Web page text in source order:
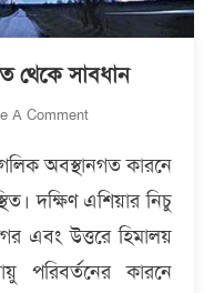
থেকে সাবধান
A CommentOn
প্রকৃতিক
দূর্যোগ
থেকে
সাবধান
অবস্থানগত কারনে
দক্ষিণ এশিয়ার নিচু
এবং উত্তরে হিমালয়
পরিবর্তনের কারনে